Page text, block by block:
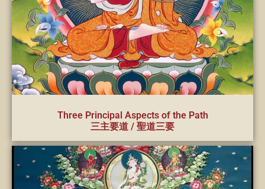
Three Principal Aspects of the Path
三主要道 / 聖道三要